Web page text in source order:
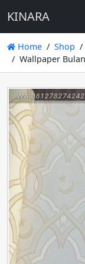
KINARA
Home Shop
Wallpaper